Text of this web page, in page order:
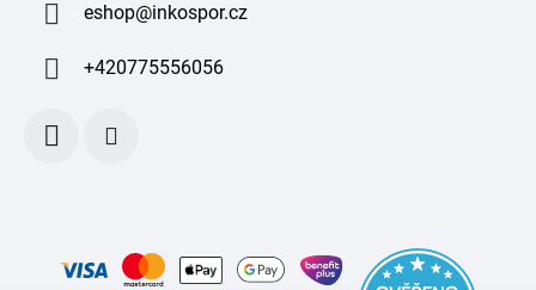
eshop@inkospor.cz
+420775556056